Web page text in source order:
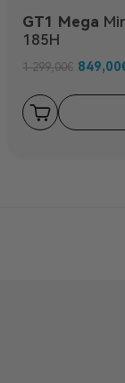
GT1 Mega
185H
1 299,00€ 849,00